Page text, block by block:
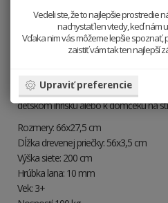
Vlastnosti
Šplhacia sieť s drevenými priečkami s
Nevyhnutný pomocník pre objaviteľov
detskom ihrisku alebo k domčeku na
Rozmery: 66x27,5 cm
Dĺžka drevenej priečky: 56x3,5 cm
Výška siete: 200 cm
Hrúbka lana: 10 mm
Vek: 3+
Vedeli ste, že to najlepšie prostredie
nachystať len vtedy, keď nám
Vďaka nim vás môžeme lepšie spoznať,
zaistiť vám tak ten najlepší
Upraviť preferencie